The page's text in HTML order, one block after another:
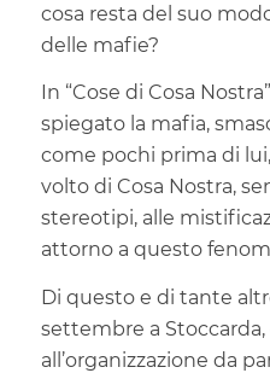
cosa resta del suo
delle mafie?
In “Cose di Cosa
spiegato la mafia,
come pochi prima di
volto di Cosa Nostra,
stereotipi, alle
attorno a questo
Di questo e di tante
settembre a Stoccarda,
all’organizzazione da